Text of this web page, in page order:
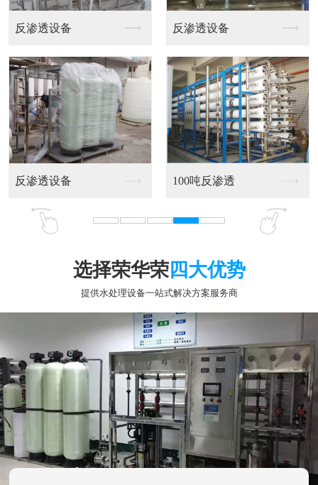
60吨反渗透设备方案 反渗透设备
2吨反渗透设备 不锈钢反渗透设备
选择荣华荣四大优势
提供水处理设备一站式解决方案服务商